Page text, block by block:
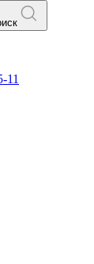
11